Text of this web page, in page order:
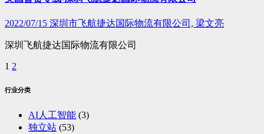
2022/07/15 深圳市飞航捷达国际物流有限公司, 梁文亮
深圳飞航捷达国际物流有限公司
文
章
1 2
行业分类
AI人工智能 (3)
独立站 (53)